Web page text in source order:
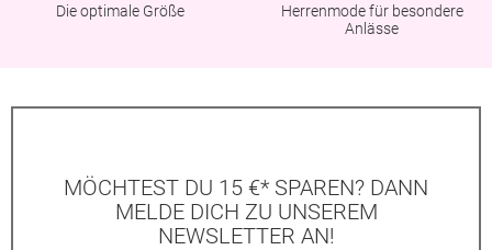
Die optimale Größe
Herrenmode für besondere
Anlässe
MÖCHTEST DU 15 €* SPAREN? DANN
MELDE DICH ZU UNSEREM
NEWSLETTER AN!